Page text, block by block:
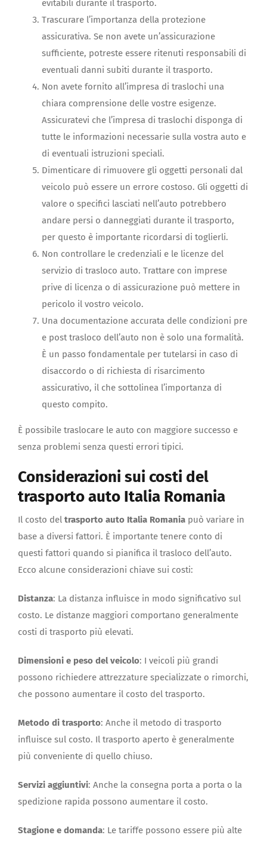
evitabili durante il trasporto.
Trascurare l’importanza della protezione
assicurativa. Se non avete un’assicurazione
sufficiente, potreste essere ritenuti responsabili di
eventuali danni subiti durante il trasporto.
Non avete fornito all’impresa di traslochi una
chiara comprensione delle vostre esigenze.
Assicuratevi che l’impresa di traslochi disponga di
tutte le informazioni necessarie sulla vostra auto e
di eventuali istruzioni speciali.
Dimenticare di rimuovere gli oggetti personali dal
veicolo può essere un errore costoso. Gli oggetti di
valore o specifici lasciati nell’auto potrebbero
andare persi o danneggiati durante il trasporto,
per questo è importante ricordarsi di toglierli.
Non controllare le credenziali e le licenze del
servizio di trasloco auto. Trattare con imprese
prive di licenza o di assicurazione può mettere in
pericolo il vostro veicolo.
Una documentazione accurata delle condizioni pre
e post trasloco dell’auto non è solo una formalità.
È un passo fondamentale per tutelarsi in caso di
disaccordo o di richiesta di risarcimento
assicurativo, il che sottolinea l’importanza di
questo compito.
È possibile traslocare le auto con maggiore successo e
senza problemi senza questi errori tipici.
Considerazioni sui costi del
trasporto auto Italia Romania
Il costo del trasporto auto Italia Romania può variare in
base a diversi fattori. È importante tenere conto di
questi fattori quando si pianifica il trasloco dell’auto.
Ecco alcune considerazioni chiave sui costi:
Distanza: La distanza influisce in modo significativo sul
costo. Le distanze maggiori comportano generalmente
costi di trasporto più elevati.
Dimensioni e peso del veicolo: I veicoli più grandi
possono richiedere attrezzature specializzate o rimorchi,
che possono aumentare il costo del trasporto.
Metodo di trasporto: Anche il metodo di trasporto
influisce sul costo. Il trasporto aperto è generalmente
più conveniente di quello chiuso.
Servizi aggiuntivi: Anche la consegna porta a porta o la
spedizione rapida possono aumentare il costo.
Stagione e domanda: Le tariffe possono essere più alte